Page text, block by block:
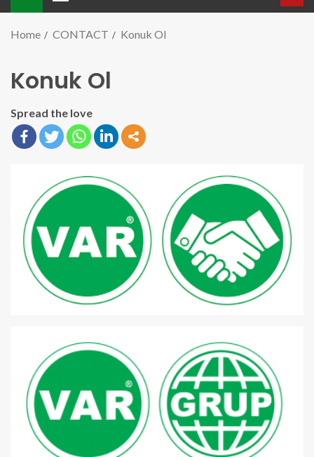
Home CONTACT Konuk Ol
Konuk Ol
Spread the love